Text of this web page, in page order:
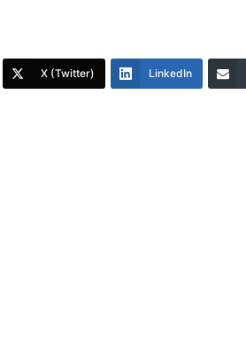
X (Twitter) LinkedIn